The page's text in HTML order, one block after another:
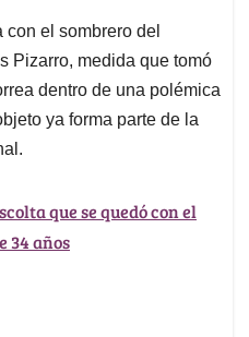
con el sombrero del
Pizarro, medida que tomó
dentro de una polémica
ya forma parte de la
que se quedó con el
34 años